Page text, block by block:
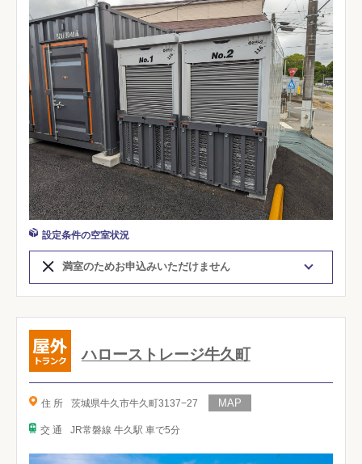
設定条件の空室状況
満室のためお申込みいただけません
ハローストレージ牛久町
住 所 茨城県牛久市牛久町3137−27
交 通 JR常磐線 牛久駅 車で5分